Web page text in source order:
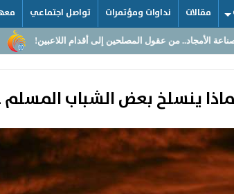
مقالات نداوات ومؤتمرات تواصل اجتماعي
ما أوسع من عقول المصلحين إلى أقدام اللاعبين!
ينسلخ بعض الشباب المسلم